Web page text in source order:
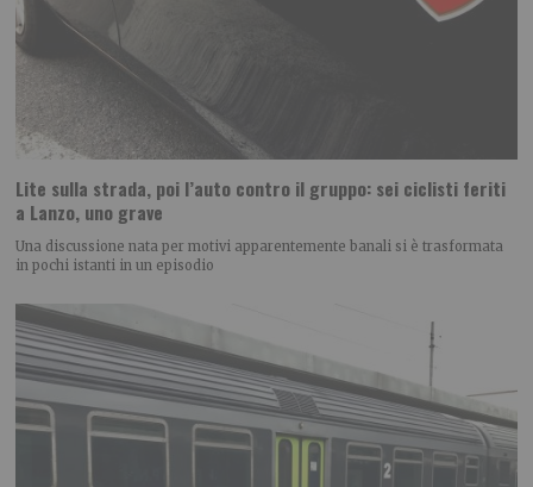
Lite sulla strada, poi l’auto contro il gruppo: sei ciclisti feriti
a Lanzo, uno grave
Una discussione nata per motivi apparentemente banali si è trasformata
in pochi istanti in un episodio